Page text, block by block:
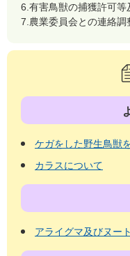
6.有害鳥獣の捕獲許可等
7.農業委員会との連絡調
ケガをした野生鳥獣
カラスについて
アライグマ及びヌー